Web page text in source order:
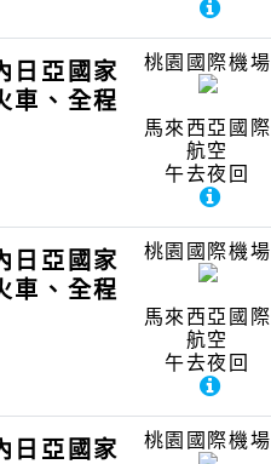
日亞國家
車、全程
桃園國際機場
馬來西亞國際
航空
午去夜回
日亞國家
車、全程
桃園國際機場
馬來西亞國際
航空
午去夜回
日亞國家
桃園國際機場